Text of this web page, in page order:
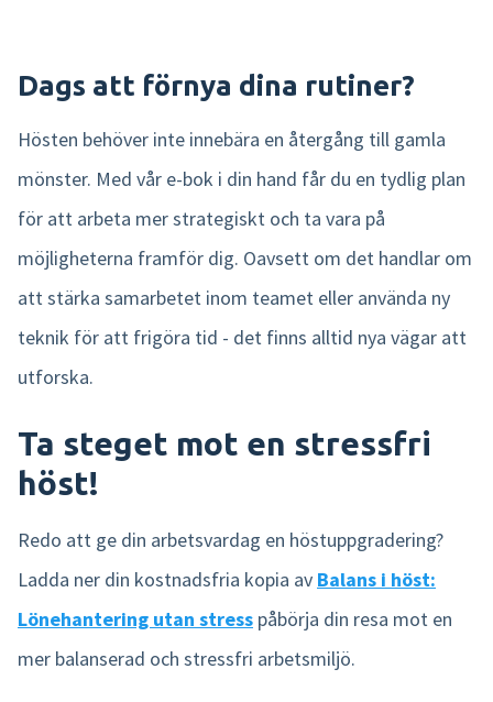
Dags att förnya dina rutiner?
Hösten behöver inte innebära en återgång till gamla
mönster. Med vår e-bok i din hand får du en tydlig plan
för att arbeta mer strategiskt och ta vara på
möjligheterna framför dig. Oavsett om det handlar om
att stärka samarbetet inom teamet eller använda ny
teknik för att frigöra tid - det finns alltid nya vägar att
utforska.
Ta steget mot en stressfri
höst!
Redo att ge din arbetsvardag en höstuppgradering?
Ladda ner din kostnadsfria kopia av Balans i höst:
Lönehantering utan stress påbörja din resa mot en
mer balanserad och stressfri arbetsmiljö.